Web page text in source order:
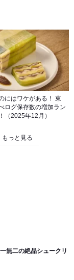
にはワケがある！ 東
ログ保存数の増加ラン
（2025年12月）
もっと見る
無二の絶品シュークリ